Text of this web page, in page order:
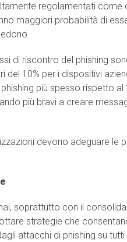
regolamentati come
maggiori probabilità di
di riscontro del phishing
10% per i dispositivi
più spesso rispetto al
più bravi a creare
devono adeguare le
soprattutto con il
strategie che
attacchi di phishing su